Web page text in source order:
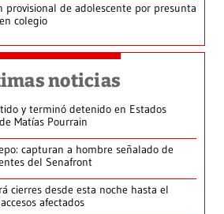
provisional de adolescente por presunta
colegio
noticias
y terminó detenido en Estados
Matías Pourrain
capturan a hombre señalado de
del Senafront
cierres desde esta noche hasta el
afectados